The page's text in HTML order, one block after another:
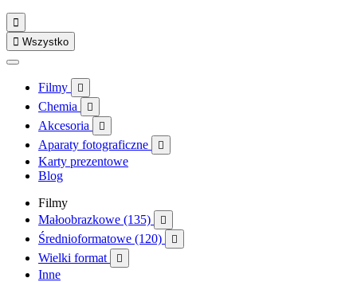

 Wszystko
Filmy 
Chemia 
Akcesoria 
Aparaty fotograficzne 
Karty prezentowe
Blog
Filmy
Małoobrazkowe (135)

Średnioformatowe (120) 
Wielki format 
Inne